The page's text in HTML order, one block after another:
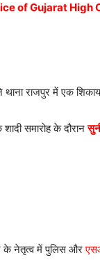
of Gujarat High
राजपुर में एक
समारोह के दौरान
के नेतृत्व में पुलिस और